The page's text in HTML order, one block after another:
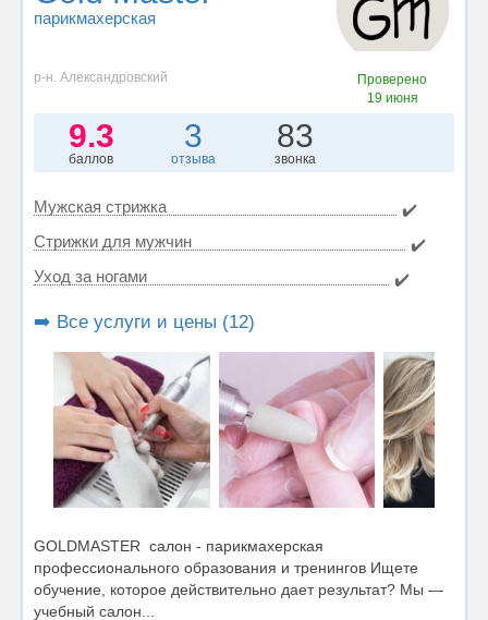
парикмахерская
р-н. Александровский
Проверено
19 июня
9.3
баллов
3
отзыва
83
звонка
Мужская стрижка
✔️
Стрижки для мужчин
✔️
Уход за ногами
✔️
➡️ Все услуги и цены (12)
GOLDMASTER салон - парикмахерская
профессионального образования и тренингов Ищете
обучение, которое действительно дает результат? Мы —
учебный салон...